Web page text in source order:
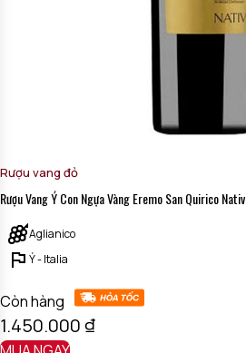
Rượu vang đỏ
Rượu Vang Ý Con Ngựa Vàng Eremo San Quirico Nativ
Aglianico
Ý - Italia
Còn hàng
1.450.000₫